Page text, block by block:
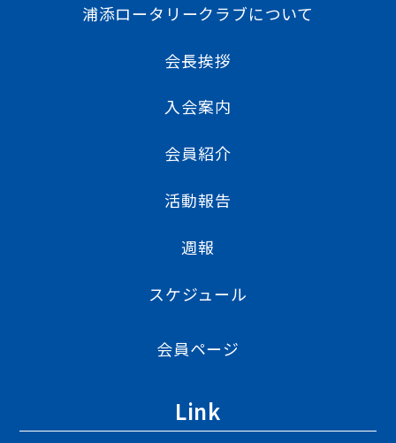
浦添ロータリークラブについて
会長挨拶
入会案内
会員紹介
活動報告
週報
スケジュール
会員ページ
Link